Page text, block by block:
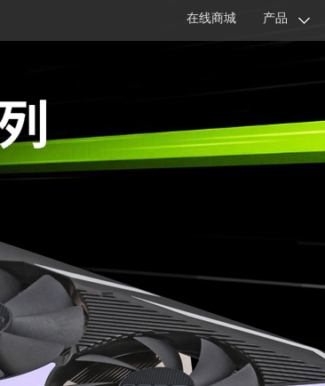
产品
在线商城
笔记本 显卡